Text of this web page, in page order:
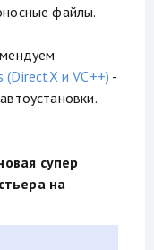
файлы.
и VC++) -
супер
на